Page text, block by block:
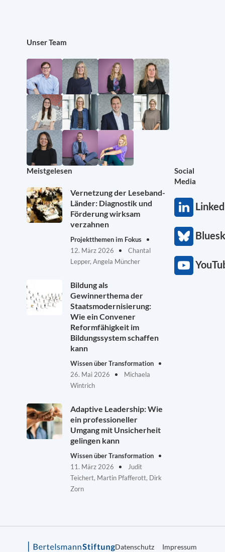
Unser Team
Meistgelesen
Vernetzung der Leseband-
Länder: Diagnostik und
Förderung wirksam
verzahnen
Projektthemen im Fokus
12. März 2026
Chantal
Lepper, Angela Müncher
Bildung als
Gewinnerthema der
Staatsmodernisierung:
Wie ein Convener
Reformfähigkeit im
Bildungssystem schaffen
kann
Wissen über Transformation
26. Mai 2026
Michaela
Wintrich
Adaptive Leadership: Wie
ein professioneller
Umgang mit Unsicherheit
gelingen kann
Wissen über Transformation
11. März 2026
Judit
Teichert, Martin Pfafferott, Dirk
Zorn
Social
Media
Datenschutz Impressum